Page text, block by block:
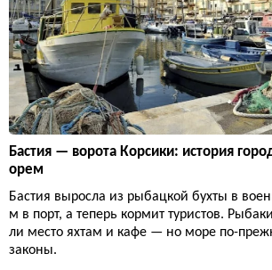
Бастия — ворота Корсики: история
орем
Бастия выросла из рыбацкой бухты в
м в порт, а теперь кормит туристов.
ли место яхтам и кафе — но море по-
законы.